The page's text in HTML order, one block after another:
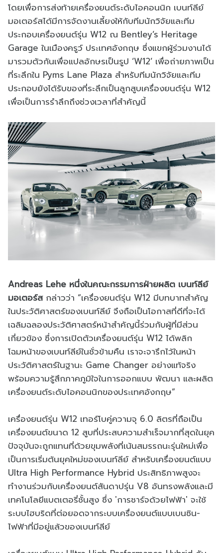
โดยเพื่อการส่งท้ายเครื่องยนต์ระดับไอคอนนิก เบนท์ลีย์
มอเตอร์สได้มีการจัดงานเลี้ยงให้กับทีมนักวิจัยและทีม
ประกอบเครื่องยนต์รุ่น W12 ณ Bentley’s Heritage
Garage ในเมืองครูว์ ประเทศอังกฤษ ซึ่งแขกผู้ร่วมงานได้
มารวมตัวกันเพื่อแปลอักษรเป็นรูป ‘W12’ เพื่อถ่ายภาพเป็น
ที่ระลึกใน Pyms Lane Plaza สำหรับทีมนักวิจัยและทีม
ประกอบยังได้รับของที่ระลึกเป็นลูกสูบเครื่องยนต์รุ่น W12
เพื่อเป็นการรำลึกถึงช่วงเวลาที่สำคัญนี้
Andreas Lehe หนึ่งในคณะกรรมการฝ่ายผลิต เบนท์ลีย์
มอเตอร์สกล่าวว่า “เครื่องยนต์รุ่น W12 มีบทบาทสำคัญ
ในประวัติศาสตร์ของเบนท์ลีย์ จึงถือเป็นโอกาสที่ดีที่จะได้
เฉลิมฉลองประวัติศาสตร์หน้าสำคัญนี้ร่วมกับผู้ที่มีส่วน
เกี่ยวข้อง ซึ่งการเปิดตัวเครื่องยนต์รุ่น W12 ได้พลิก
โฉมหน้าของเบนท์ลีย์ในชั่วข้ามคืน เราจะจารึกไว้ในหน้า
ประวัติศาสตร์ในฐานะ Game Changer อย่างแท้จริง
พร้อมความรู้สึกภาคภูมิใจในการออกแบบ พัฒนา และผลิต
เครื่องยนต์ระดับไอคอนนิกของประเทศอังกฤษ”
เครื่องยนต์รุ่น W12 เทอร์โบคู่ความจุ 6.0 ลิตรที่ถือเป็น
เครื่องยนต์ขนาด 12 สูบที่ประสบความสำเร็จมากที่สุดในยุค
ปัจจุบันจะถูกแทนที่ด้วยขุมพลังที่เน้นสมรรถนะรุ่นใหม่เพื่อ
เป็นการเริ่มต้นยุคใหม่ของเบนท์ลีย์ สำหรับเครื่องยนต์แบบ
Ultra High Performance Hybrid ประสิทธิภาพสูงจะ
ทำงานร่วมกับเครื่องยนต์สันดาปรุ่น V8 อันทรงพลังและมี
เทคโนโลยีแบตเตอรี่ชั้นสูง ซึ่ง 'การชาร์จด้วยไฟฟ้า' จะใช้
ระบบไฮบริดที่ต่อยอดจากระบบเครื่องยนต์แบบเบนซิน-
ไฟฟ้าที่มีอยู่แล้วของเบนท์ลีย์